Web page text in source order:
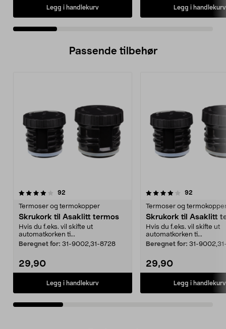
Legg i handlekurv Legg i handlekurv
Passende tilbehør
92
Termoser og termokopper
Skrukork til Asaklitt termos
Hvis du f.eks. vil skifte ut
automatkorken ti...
Beregnet for: 31-9002,31-8728
29,90
Legg i handlekurv
4.0av 5 stjerner 92
Termoser og
Skrukork til Asaklitt
Hvis du f.eks. vil skifte ut
automatkorken ti...
Beregnet for: 31-
29,90
Legg i handlekurv
4.0av 5 stjerner